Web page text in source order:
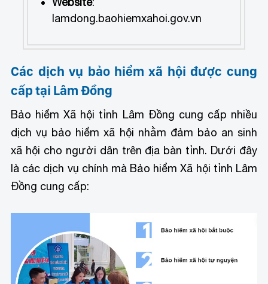
lamdong.baohiemxahoi.gov.vn
Các dịch vụ bảo hiểm xã hội được cung
cấp tại Lâm Đồng
Bảo hiểm Xã hội tỉnh Lâm Đồng cung cấp nhiều
dịch vụ bảo hiểm xã hội nhằm đảm bảo an sinh
xã hội cho người dân trên địa bàn tỉnh. Dưới đây
là các dịch vụ chính mà Bảo hiểm Xã hội tỉnh Lâm
Đồng cung cấp: